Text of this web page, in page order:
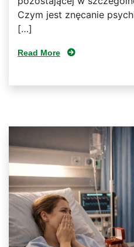
Czym jest znęcanie
[…]
Read More